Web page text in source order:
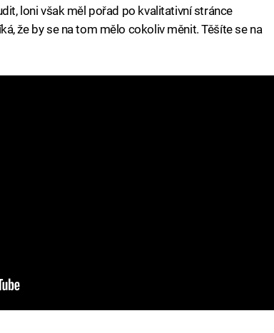
loni však měl pořad po kvalitativní stránce
že by se na tom mělo cokoliv měnit. Těšíte se na